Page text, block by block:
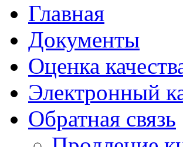
Главная
Документы
Оценка
Электронный
Обратная связь